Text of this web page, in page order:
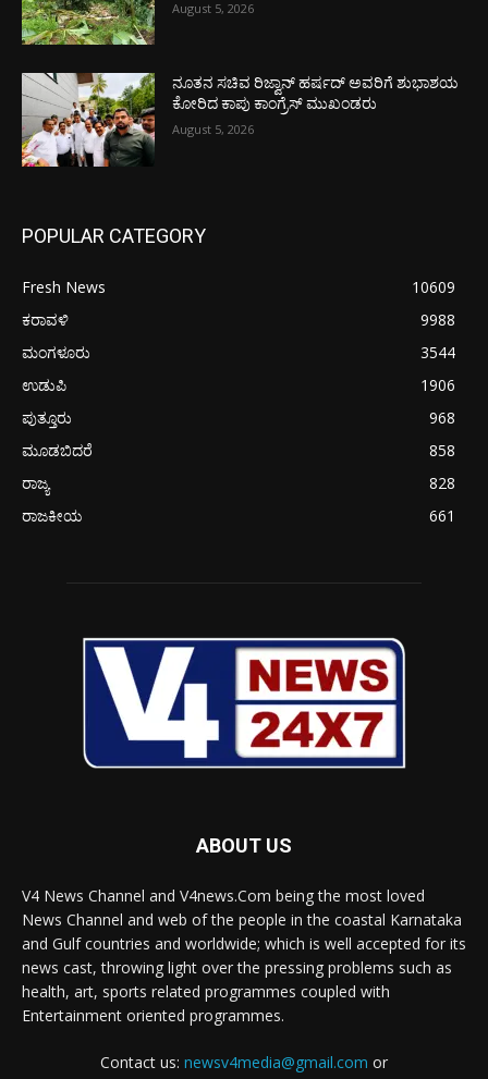
August 5, 2026
ನೂತನ ಸಚಿವ ರಿಜ್ವಾನ್ ಹರ್ಷದ್ ಅವರಿಗೆ ಶುಭಾಶಯ
ಕೋರಿದ ಕಾಪು ಕಾಂಗ್ರೆಸ್ ಮುಖಂಡರು
August 5, 2026
POPULAR CATEGORY
Fresh News
10609
ಕರಾವಳಿ
9988
ಮಂಗಳೂರು
3544
ಉಡುಪಿ
1906
ಪುತ್ತೂರು
968
ಮೂಡಬಿದರೆ
858
ರಾಜ್ಯ
828
ರಾಜಕೀಯ
661
ABOUT US
V4 News Channel and V4news.Com being the most loved
News Channel and web of the people in the coastal Karnataka
and Gulf countries and worldwide; which is well accepted for its
news cast, throwing light over the pressing problems such as
health, art, sports related programmes coupled with
Entertainment oriented programmes.
Contact us: newsv4media@gmail.com or